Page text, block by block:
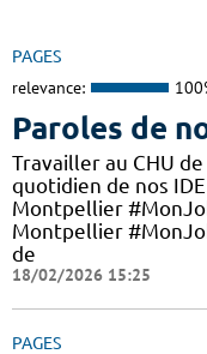
PAGES
relevance:
Paroles de
Travailler au CHU
quotidien de nos
Montpellier
Montpellier
de
18/02/2026 15:25
PAGES